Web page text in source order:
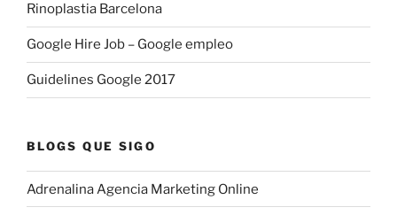
Rinoplastia Barcelona
Google Hire Job – Google empleo
Guidelines Google 2017
BLOGS QUE SIGO
Adrenalina Agencia Marketing Online